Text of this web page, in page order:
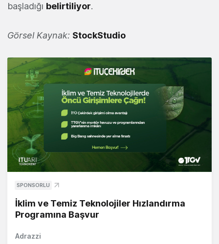
başladığı belirtiliyor.
Görsel Kaynak: StockStudio
SPONSORLU
İklim ve Temiz Teknolojiler Hızlandırma
Programına Başvur
Adrazzi